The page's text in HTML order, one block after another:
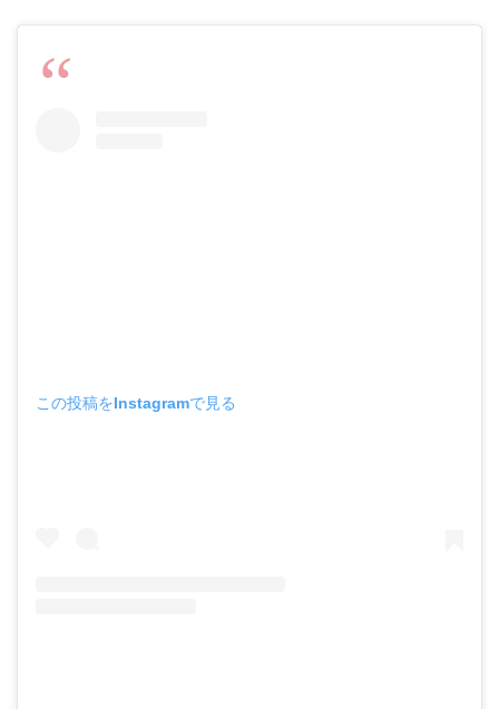
この投稿をInstagramで見る